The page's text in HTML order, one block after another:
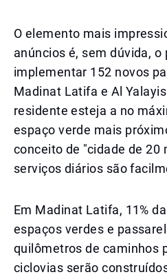
O elemento mais
anúncios é, sem dúvida, o
implementar 152 novos
Madinat Latifa e Al
residente esteja a no
espaço verde mais
conceito de "cidade de 20
serviços diários são
Em Madinat Latifa, 11%
espaços verdes e
quilômetros de caminhos
ciclovias serão